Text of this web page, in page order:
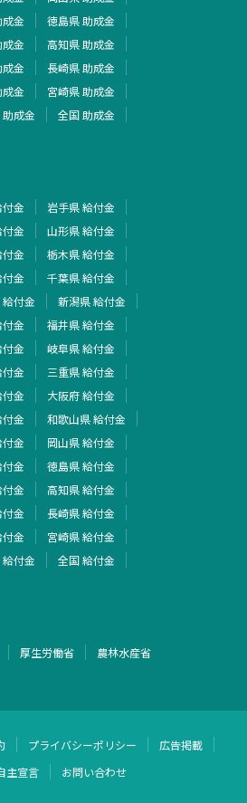
金
徳島県 助成金
金
高知県 助成金
金
長崎県 助成金
金
宮崎県 助成金
成金
全国 助成金
金
岩手県 給付金
金
山形県 給付金
金
栃木県 給付金
金
千葉県 給付金
付金
新潟県 給付金
金
福井県 給付金
金
岐阜県 給付金
金
三重県 給付金
金
大阪府 給付金
金
和歌山県 給付金
金
岡山県 給付金
金
徳島県 給付金
金
高知県 給付金
金
長崎県 給付金
金
宮崎県 給付金
付金
全国 給付金
厚生労働省 農林水産省
プライバシーポリシー
広告掲載
主宣言
お問い合わせ